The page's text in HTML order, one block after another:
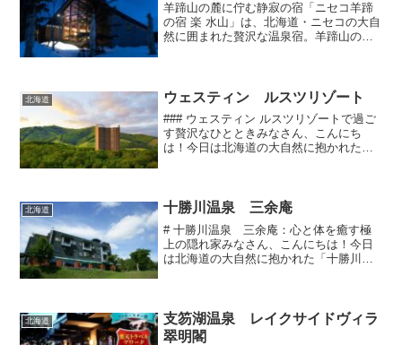
羊蹄山の麓に佇む静寂の宿「ニセコ羊蹄
の宿 楽 水山」は、北海道・ニセコの大自
然に囲まれた贅沢な温泉宿。羊蹄山の絶
内館内は洗練された和...
北海道 ウェスティン ルスツリゾート
### ウェスティン ルスツリゾートで過ご
す贅沢なひとときみなさん、こんにち
は！今日は北海道の大自然に抱かれた隠
せんか？そうなんで...
北海道 十勝川温泉 三余庵
# 十勝川温泉 三余庵：心と体を癒す極
上の隠れ家みなさん、こんにちは！今日
は北海道の大自然に抱かれた「十勝川温
句でも詠みたくなるよう...
北海道
支笏湖温泉 レイクサイドヴィラ
翠明閣